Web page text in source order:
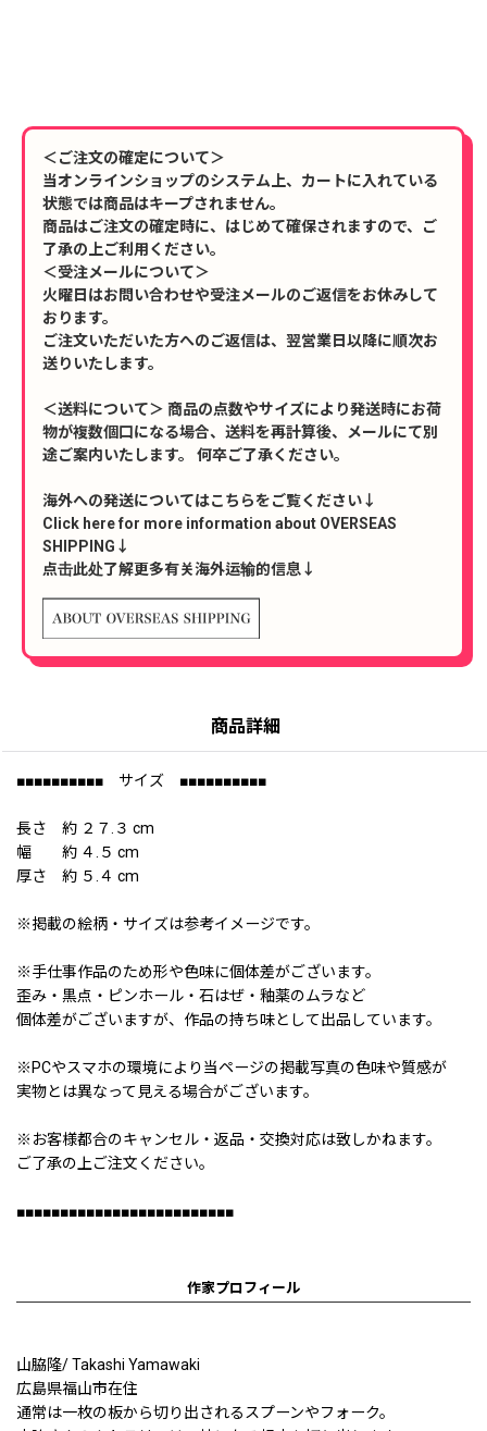
＜ご注文の確定について＞
当オンラインショップのシステム上、カートに入れている
状態では商品はキープされません。
商品はご注文の確定時に、はじめて確保されますので、ご
了承の上ご利用ください。
＜受注メールについて＞
火曜日はお問い合わせや受注メールのご返信をお休みして
おります。
ご注文いただいた方へのご返信は、翌営業日以降に順次お
送りいたします。
＜送料について＞ 商品の点数やサイズにより発送時にお荷
物が複数個口になる場合、送料を再計算後、メールにて別
途ご案内いたします。 何卒ご了承ください。
海外への発送についてはこちらをご覧ください↓
Click here for more information about OVERSEAS
SHIPPING↓
点击此处了解更多有关海外运输的信息↓
商品詳細
■■■■■■■■■■ サイズ ■■■■■■■■■■
長さ 約 ２７.３ cm
幅 約 ４.５ cm
厚さ 約 ５.４ cm
※掲載の絵柄・サイズは参考イメージです。
※手仕事作品のため形や色味に個体差がございます。
歪み・黒点・ピンホール・石はぜ・釉薬のムラなど
個体差がございますが、作品の持ち味として出品しています。
※PCやスマホの環境により当ページの掲載写真の色味や質感が
実物とは異なって見える場合がございます。
※お客様都合のキャンセル・返品・交換対応は致しかねます。
ご了承の上ご注文ください。
■■■■■■■■■■■■■■■■■■■■■■■■■
作家プロフィール
山脇隆/ Takashi Yamawaki
広島県福山市在住
通常は一枚の板から切り出されるスプーンやフォーク。